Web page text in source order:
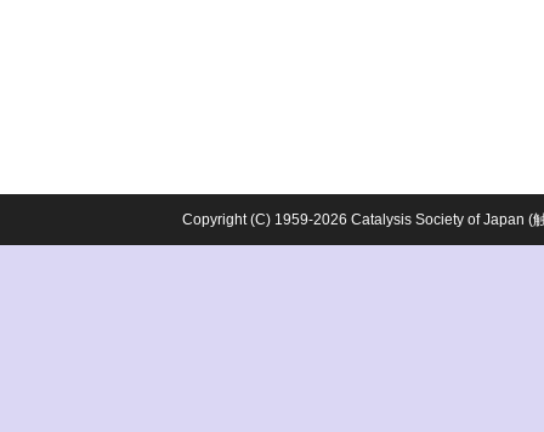
Copyright (C) 1959-2026 Catalysis Society of Japan (